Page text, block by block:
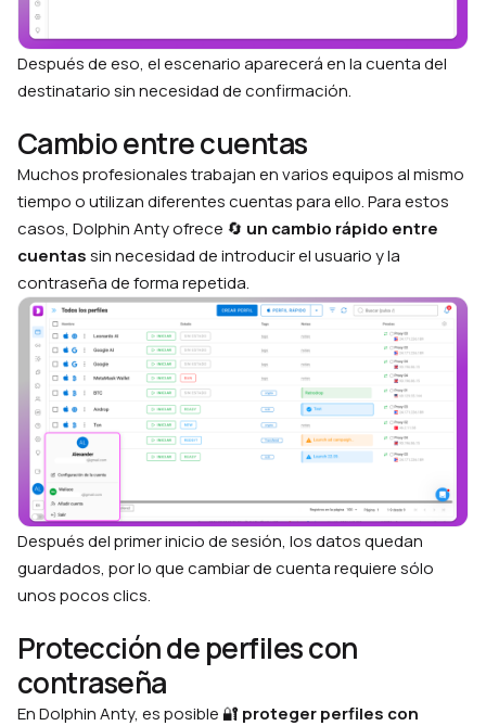
Después de eso, el escenario aparecerá en la cuenta del
destinatario sin necesidad de confirmación.
Cambio entre cuentas
Muchos profesionales trabajan en varios equipos al mismo
tiempo o utilizan diferentes cuentas para ello. Para estos
casos, Dolphin Anty ofrece 🔄 un cambio rápido entre
cuentassin necesidad de introducir el usuario y la
contraseña de forma repetida.
Después del primer inicio de sesión, los datos quedan
guardados, por lo que cambiar de cuenta requiere sólo
unos pocos clics.
Protección de perfiles con
contraseña
En Dolphin Anty, es posible 🔐 proteger perfiles con